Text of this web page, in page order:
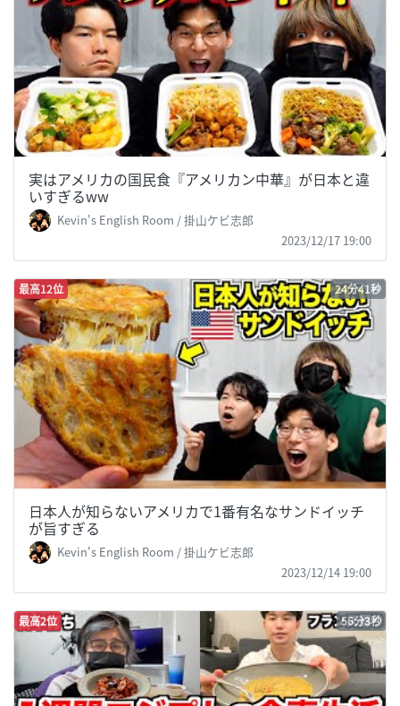
実はアメリカの国民食『アメリカン中華』が日本と違
いすぎるww
Kevin's English Room / 掛山ケビ志郎
2023/12/17 19:00
最高12位 24分41秒
日本人が知らないアメリカで1番有名なサンドイッチ
が旨すぎる
Kevin's English Room / 掛山ケビ志郎
2023/12/14 19:00
最高2位 56分3秒